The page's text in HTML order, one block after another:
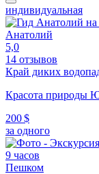
индивидуальная
Анатолий
5,0
14 отзывов
Край диких
Красота природы
200 $
за одного
9 часов
Пешком